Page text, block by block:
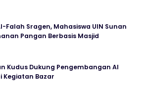
Falah Sragen, Mahasiswa UIN Sunan
Pangan Berbasis Masjid
Kudus Dukung Pengembangan Al
Kegiatan Bazar